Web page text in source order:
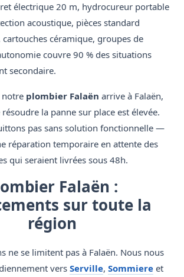
électrique 20 m, hydrocureur portable
acoustique, pièces standard
céramique, groupes de
couvre 90 % des situations
secondaire.
notre plombier Falaën arrive à Falaën,
la panne sur place est élevée.
pas sans solution fonctionnelle —
réparation temporaire en attente des
qui seraient livrées sous 48h.
Falaën :
sur toute la
région
ne se limitent pas à Falaën. Nous nous
versServille, Sommiere et